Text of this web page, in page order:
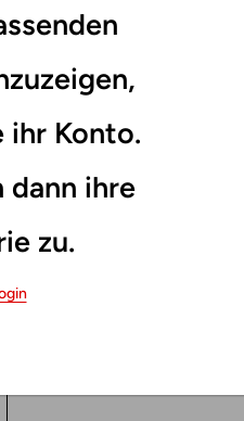
Konto.
dann ihre
zu.